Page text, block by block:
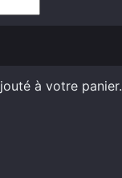
à votre panier.